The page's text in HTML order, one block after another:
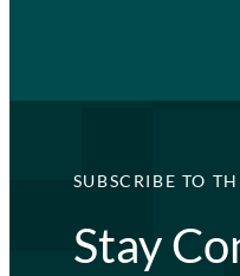
SUBSCRIBE TO
Stay